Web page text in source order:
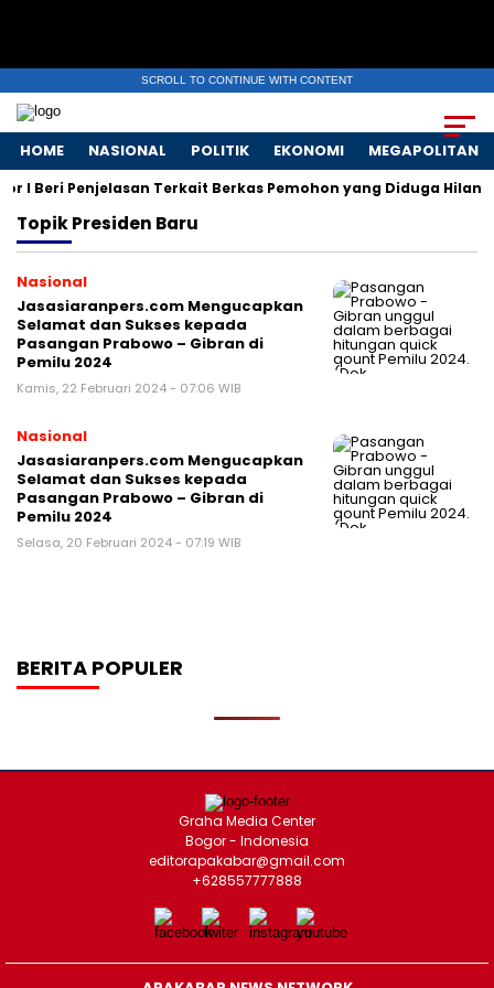
SCROLL TO CONTINUE WITH CONTENT
HOME NASIONAL POLITIK EKONOMI MEGAPOLITAN
I Beri Penjelasan Terkait Berkas Pemohon yang Diduga Hilang
TopikPresiden Baru
Nasional
Jasasiaranpers.com Mengucapkan
Selamat dan Sukses kepada
Pasangan Prabowo – Gibran di
Pemilu 2024
Kamis, 22 Februari 2024 - 07:06 WIB
Nasional
Jasasiaranpers.com Mengucapkan
Selamat dan Sukses kepada
Pasangan Prabowo – Gibran di
Pemilu 2024
Selasa, 20 Februari 2024 - 07:19 WIB
BERITA POPULER
Graha Media Center
Bogor - Indonesia
editorapakabar@gmail.com
+628557777888